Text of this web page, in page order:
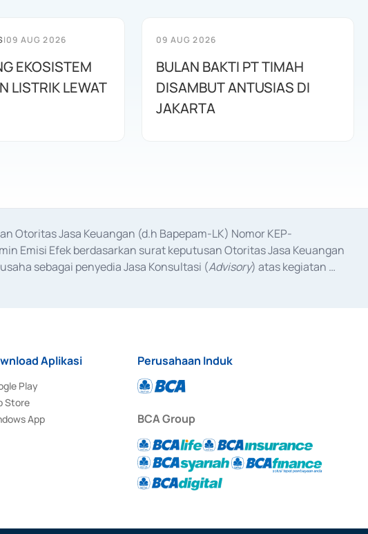
|09 AUG 2026
EKOSISTEM
LISTRIK LEWAT
09 AUG 2026
BULAN BAKTI PT TIMAH
DISAMBUT ANTUSIAS DI
JAKARTA
Otoritas Jasa Keuangan (d.h Bapepam-LK) Nomor KEP-
Emisi Efek berdasarkan surat keputusan Otoritas Jasa Keuangan
sebagai penyedia Jasa Konsultasi (Advisory) atas kegiatan
Aplikasi
Play
Store
App
Perusahaan Induk
BCA Group